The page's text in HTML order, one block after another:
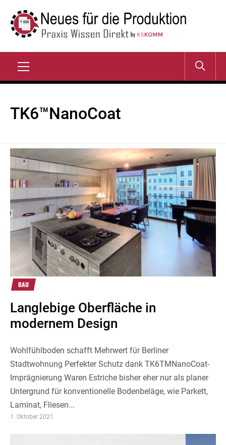
Inhalt
springen
NEUES FÜR DIE
PRODUKTION
TK6™NanoCoat
BAU
Langlebige Oberfläche in
modernem Design
Wohlfühlboden schafft Mehrwert für Berliner
Stadtwohnung Perfekter Schutz dank TK6TMNanoCoat-
Imprägnierung Waren Estriche bisher eher nur als planer
Untergrund für konventionelle Bodenbeläge, wie Parkett,
Laminat, Fliesen...
1. Oktober 2021